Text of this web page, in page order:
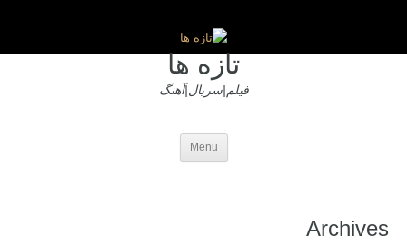
تازه ها
فیلم|سریال|آهنگ
Menu
Archives